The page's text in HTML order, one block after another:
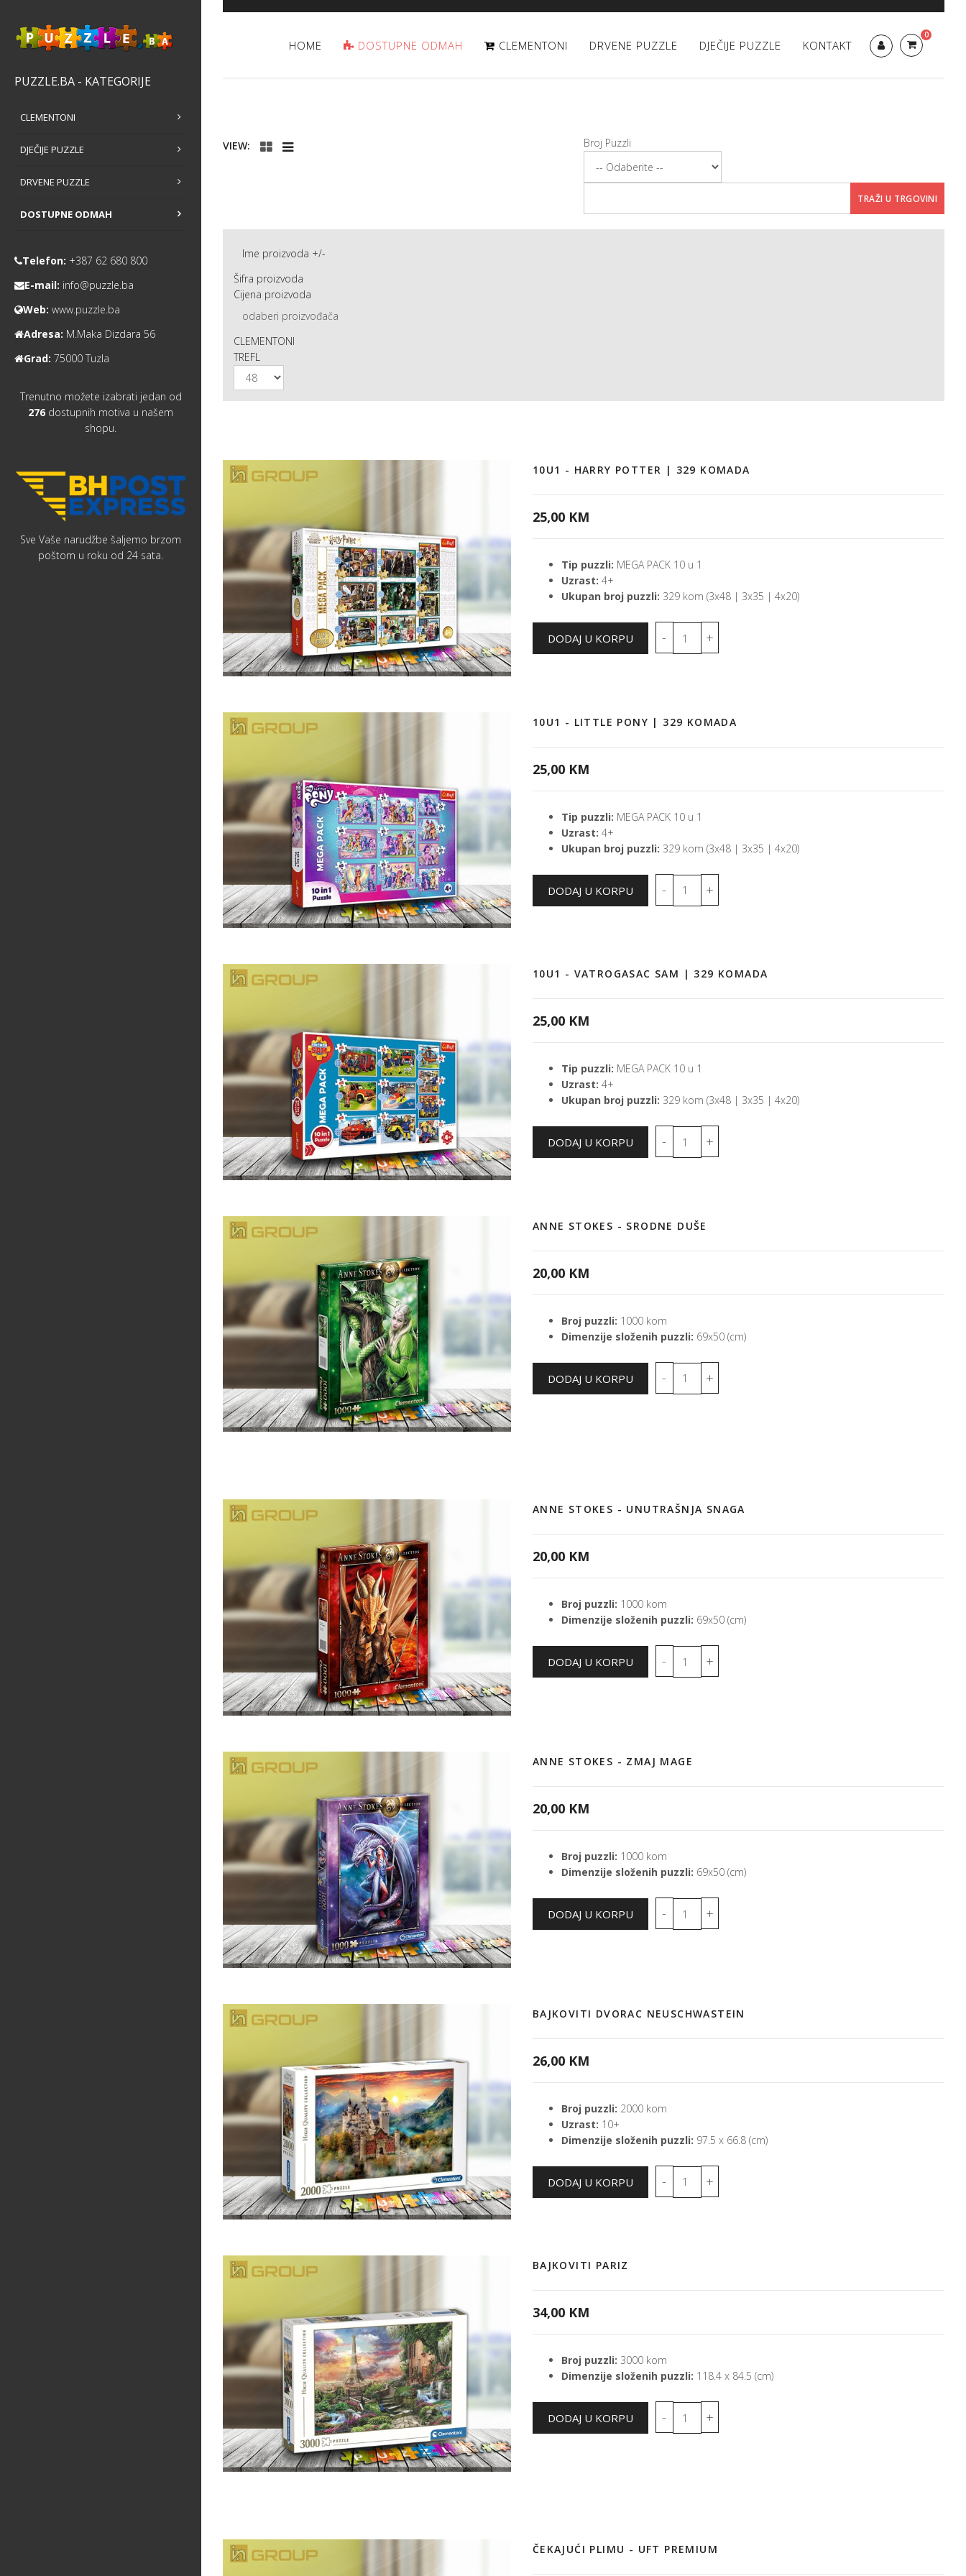
0
HOME DOSTUPNE ODMAH CLEMENTONI DRVENE PUZZLE DJEČIJE PUZZLE KONTAKT
VIEW: Broj Puzzli
Ime proizvoda +/-
Šifra proizvoda
Cijena proizvoda
odaberi proizvođača
CLEMENTONI
TREFL
10U1 - HARRY POTTER | 329 KOMADA
25,00 KM
Tip puzzli: MEGA PACK 10 u 1
Uzrast: 4+
Ukupan broj puzzli: 329 kom (3x48 | 3x35 | 4x20)
10U1 - LITTLE PONY | 329 KOMADA
25,00 KM
Tip puzzli: MEGA PACK 10 u 1
Uzrast: 4+
Ukupan broj puzzli: 329 kom (3x48 | 3x35 | 4x20)
10U1 - VATROGASAC SAM | 329 KOMADA
25,00 KM
Tip puzzli: MEGA PACK 10 u 1
Uzrast: 4+
Ukupan broj puzzli: 329 kom (3x48 | 3x35 | 4x20)
ANNE STOKES - SRODNE DUŠE
20,00 KM
Broj puzzli: 1000 kom
Dimenzije složenih puzzli: 69x50 (cm)
ANNE STOKES - UNUTRAŠNJA SNAGA
20,00 KM
Broj puzzli: 1000 kom
Dimenzije složenih puzzli: 69x50 (cm)
ANNE STOKES - ZMAJ MAGE
20,00 KM
Broj puzzli: 1000 kom
Dimenzije složenih puzzli: 69x50 (cm)
BAJKOVITI DVORAC NEUSCHWASTEIN
26,00 KM
Broj puzzli: 2000 kom
Uzrast: 10+
Dimenzije složenih puzzli: 97.5 x 66.8 (cm)
BAJKOVITI PARIZ
34,00 KM
Broj puzzli: 3000 kom
Dimenzije složenih puzzli: 118.4 x 84.5 (cm)
ČEKAJUĆI PLIMU - UFT PREMIUM
PUZZLE.BA - KATEGORIJE
CLEMENTONI
DJEČIJE PUZZLE
DRVENE PUZZLE
DOSTUPNE ODMAH
Telefon: +387 62 680 800
E-mail: info@puzzle.ba
Web: www.puzzle.ba
Adresa: M.Maka Dizdara 56
Grad: 75000 Tuzla
Trenutno možete izabrati jedan od
276 dostupnih motiva u našem
shopu.
Sve Vaše narudžbe šaljemo brzom
poštom u roku od 24 sata.